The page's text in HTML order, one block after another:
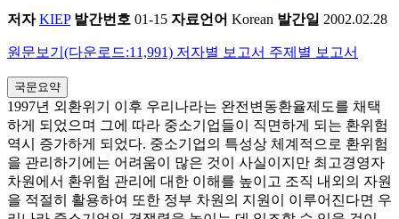
저자 KIEP 발간번호 01-15 자료언어 Korean 발간일 2002.02.28
원문보기(다운로드:11,991) 저자별 보고서 주제별 보고서
국문요약
1997년 외환위기 이후 우리나라는 완전변동환율제도를 채택
하게 되었으며 그에 따라 중소기업들이 직면하게 되는 환위험
역시 증가하게 되었다. 중소기업의 특성상 체계적으로 환위험
을 관리하기에는 어려움이 많은 것이 사실이지만 최고경영자
차원에서 환위험 관리에 대한 이해를 높이고 조직 내외의 자원
을 적절히 활용하여 또한 정부 차원의 지원이 이루어진다면 우